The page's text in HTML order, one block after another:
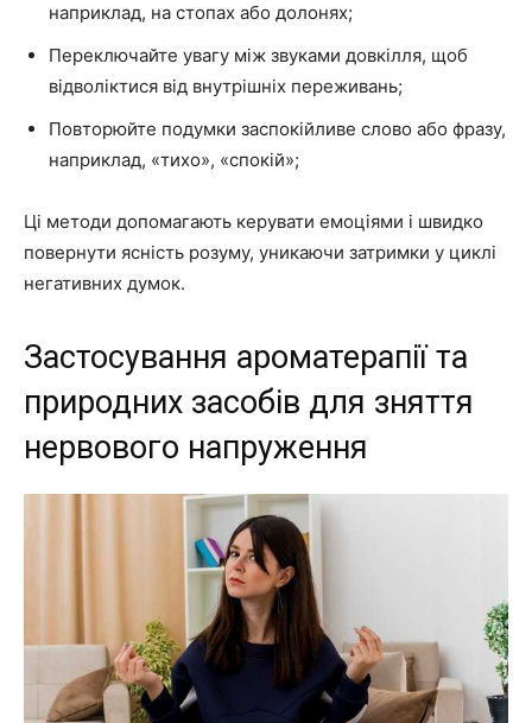
наприклад, на стопах або долонях;
Переключайте увагу між звуками довкілля, щоб
відволіктися від внутрішніх переживань;
Повторюйте подумки заспокійливе слово або фразу,
наприклад, «тихо», «спокій»;
Ці методи допомагають керувати емоціями і швидко
повернути ясність розуму, уникаючи затримки у циклі
негативних думок.
Застосування ароматерапії та
природних засобів для зняття
нервового напруження